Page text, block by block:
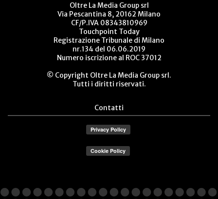
Oltre La Media Group srl
Via Pescantina 8, 20162 Milano
CF/P.IVA 08343810969
Touchpoint Today
Registrazione Tribunale di Milano
nr.134 del 06.06.2019
Numero iscrizione al ROC 37012
© Copyright Oltre La Media Group srl.
Tutti i diritti riservati.
Contatti